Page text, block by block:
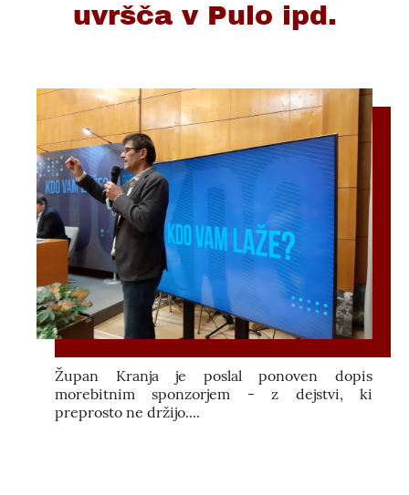
uvršča v Pulo ipd.
Župan Kranja je poslal ponoven dopis
morebitnim sponzorjem - z dejstvi, ki
preprosto ne držijo....